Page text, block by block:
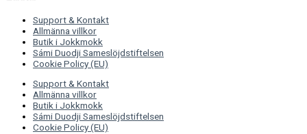
Support & Kontakt
Allmänna villkor
Butik i Jokkmokk
Sámi Duodji Sameslöjdstiftelsen
Cookie Policy (EU)
Support & Kontakt
Allmänna villkor
Butik i Jokkmokk
Sámi Duodji Sameslöjdstiftelsen
Cookie Policy (EU)